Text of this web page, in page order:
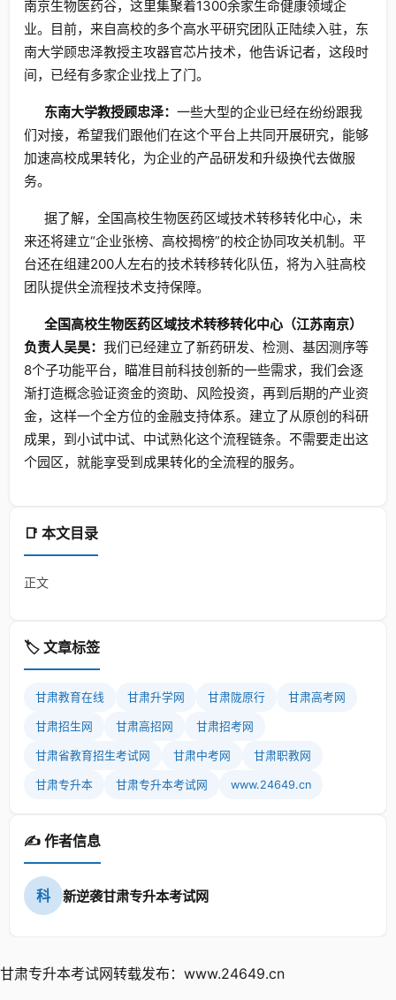
📑 本文目录
正文
🏷️ 文章标签
甘肃教育在线 甘肃升学网 甘肃陇原行 甘肃高考网
甘肃招生网 甘肃高招网 甘肃招考网
甘肃省教育招生考试网 甘肃中考网 甘肃职教网
甘肃专升本 甘肃专升本考试网 www.24649.cn
✍️ 作者信息
科 新逆袭甘肃专升本考试网
南京生物医药谷，这里集聚着1300余家生命健康领域企
业。目前，来自高校的多个高水平研究团队正陆续入驻，东
南大学顾忠泽教授主攻器官芯片技术，他告诉记者，这段时
间，已经有多家企业找上了门。
东南大学教授顾忠泽： 一些大型的企业已经在纷纷跟我
们对接，希望我们跟他们在这个平台上共同开展研究，能够
加速高校成果转化，为企业的产品研发和升级换代去做服
务。
据了解，全国高校生物医药区域技术转移转化中心，未
来还将建立“企业张榜、高校揭榜”的校企协同攻关机制。平
台还在组建200人左右的技术转移转化队伍，将为入驻高校
团队提供全流程技术支持保障。
全国高校生物医药区域技术转移转化中心（江苏南京）
负责人吴昊： 我们已经建立了新药研发、检测、基因测序等
8个子功能平台，瞄准目前科技创新的一些需求，我们会逐
渐打造概念验证资金的资助、风险投资，再到后期的产业资
金，这样一个全方位的金融支持体系。建立了从原创的科研
成果，到小试中试、中试熟化这个流程链条。不需要走出这
个园区，就能享受到成果转化的全流程的服务。
甘肃专升本考试网转载发布：www.24649.cn